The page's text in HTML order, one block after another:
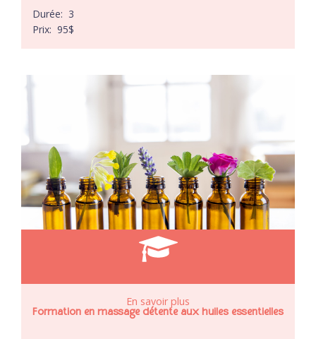
Durée: 3
Prix: 95$
En savoir plus
Formation en massage détente aux huiles essentielles